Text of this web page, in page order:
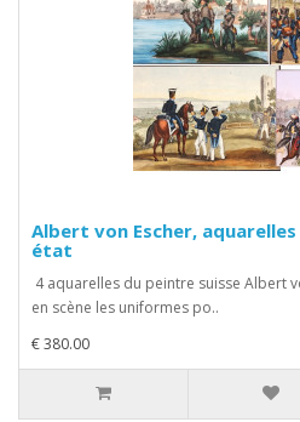
Albert von Escher,
état
4 aquarelles du peintre suisse Albert
en scène les uniformes po..
€ 380.00